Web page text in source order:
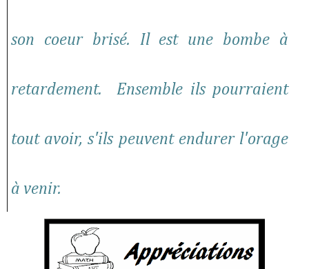
son coeur brisé. Il est une bombe à
retardement. Ensemble ils pourraient
tout avoir, s'ils peuvent endurer l'orage
à venir.